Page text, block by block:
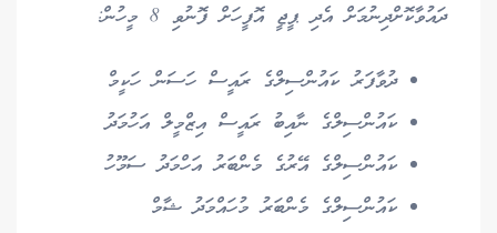
ދައުވާކޮށްދިނުމަށް އެދި ޕީޖީ އޮފީހަށް ފޮނުވި 8 މީހުން:
ދުވާފަރު ކައުންސިލްގެ ރައީސް ހަސަން ހަކީމް
ކައުންސިލްގެ ނާއިބު ރައީސް އިޒްމީލް އަހުމަދު
ކައުންސިލްގެ އޭރުގެ މެންބަރު އަހްމަދު ސަމޫހު
ކައުންސިލްގެ މެންބަރު މުހައްމަދު ޝާމް